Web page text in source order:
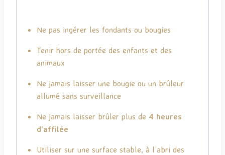
Ne pas ingérer les fondants ou bougies
Tenir hors de portée des enfants et des
animaux
Ne jamais laisser une bougie ou un brûleur
allumé sans surveillance
Ne jamais laisser brûler plus de 4 heures
d’affilée
Utiliser sur une surface stable, à l’abri des